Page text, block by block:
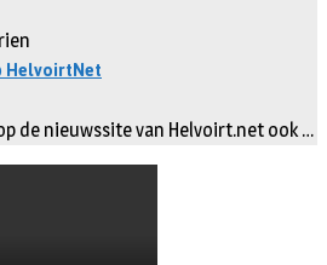
HelvoirtNet
de nieuwssite van Helvoirt.net ook …